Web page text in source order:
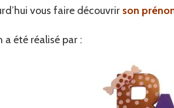
vous faire découvrir son
a été réalisé par :